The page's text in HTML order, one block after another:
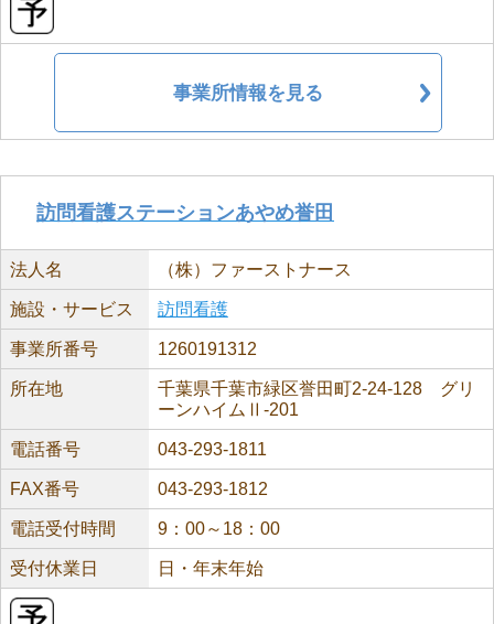
事業所情報を見る
訪問看護ステーションあやめ誉田
法人名 （株）ファーストナース
施設・サービス 訪問看護
事業所番号 1260191312
所在地
千葉県千葉市緑区誉田町2-24-128 グリ
ーンハイムⅡ-201
電話番号 043-293-1811
FAX番号 043-293-1812
電話受付時間 9：00～18：00
受付休業日 日・年末年始